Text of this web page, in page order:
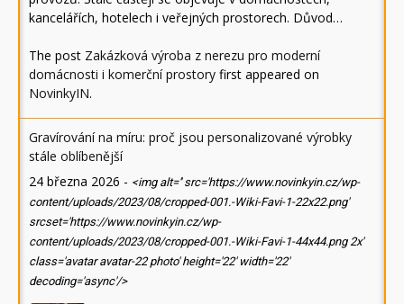
kancelářích, hotelech i veřejných prostorech. Důvod…
The post Zakázková výroba z nerezu pro moderní
domácnosti i komerční prostory first appeared on
NovinkyIN.
Gravírování na míru: proč jsou personalizované výrobky
stále oblíbenější
24 března 2026 - <img alt='' src='https://www.novinkyin.cz/wp-
content/uploads/2023/08/cropped-001.-Wiki-Favi-1-22x22.png'
srcset='https://www.novinkyin.cz/wp-
content/uploads/2023/08/cropped-001.-Wiki-Favi-1-44x44.png 2x'
class='avatar avatar-22 photo' height='22' width='22'
decoding='async'/>